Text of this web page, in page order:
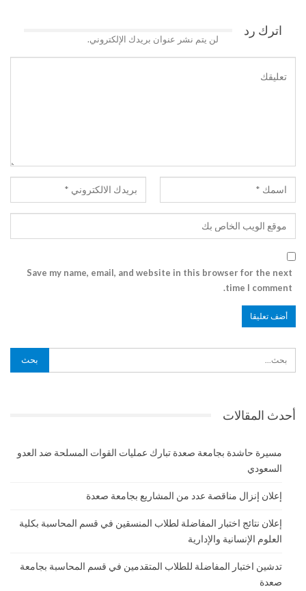
اترك رد
لن يتم نشر عنوان بريدك الإلكتروني.
Save my name, email, and website in this browser for the next
time I comment.
أحدث المقالات
مسيرة حاشدة بجامعة صعدة تبارك عمليات القوات المسلحة ضد العدو
السعودي
إعلان إنزال مناقصة عدد من المشاريع بجامعة صعدة
إعلان نتائج اختبار المفاضلة لطلاب المنسقين في قسم المحاسبة بكلية
العلوم الإنسانية والإدارية
تدشين اختبار المفاضلة للطلاب المتقدمين في قسم المحاسبة بجامعة
صعدة